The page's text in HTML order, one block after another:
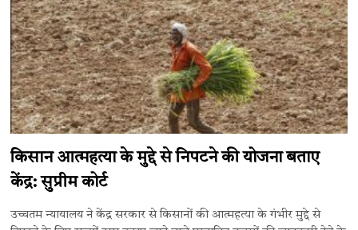
किसान आत्महत्या के मुद्दे से निपटने की योजना बताए
केंद्र: सुप्रीम कोर्ट
उच्चतम न्यायालय ने केंद्र सरकार से किसानों की आत्महत्या के गंभीर मुद्दे से